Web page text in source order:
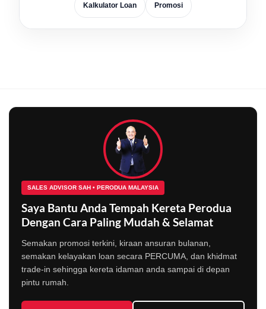
Kalkulator Loan Promosi
SALES ADVISOR SAH • PERODUA MALAYSIA
Saya Bantu Anda Tempah Kereta Perodua
Dengan Cara Paling Mudah & Selamat
Semakan promosi terkini, kiraan ansuran bulanan,
semakan kelayakan loan secara PERCUMA, dan khidmat
trade-in sehingga kereta idaman anda sampai di depan
pintu rumah.